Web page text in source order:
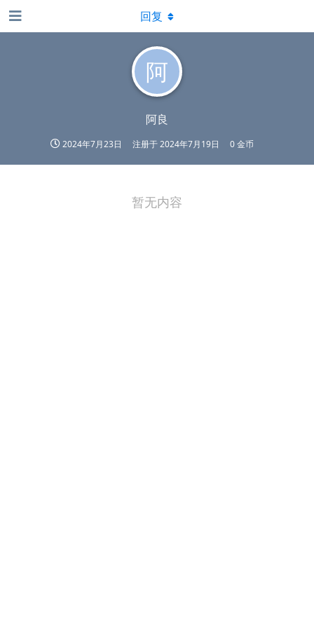
阿
阿良
2024年7月23日 注册于2024年7月19日 0 金币
回复
暂无内容